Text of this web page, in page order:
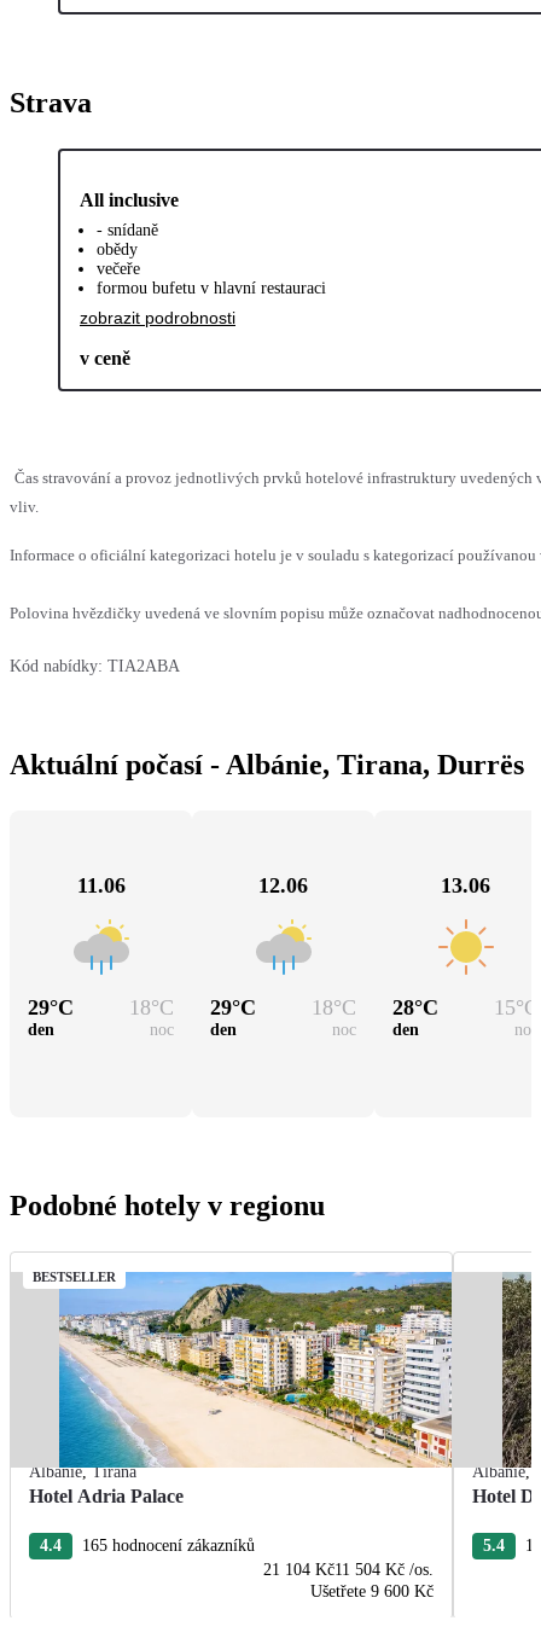
Strava
All inclusive
- snídaně
obědy
večeře
formou bufetu v hlavní restauraci
zobrazit podrobnosti
v ceně
Čas stravování a provoz jednotlivých prvků hotelové infrastruktury uvedených
vliv.
Informace o oficiální kategorizaci hotelu je v souladu s kategorizací
Polovina hvězdičky uvedená ve slovním popisu může označovat
Kód nabídky: TIA2ABA
Aktuální počasí - Albánie, Tirana, Durrës
11.06
29°C 18°C
den noc
12.06
29°C 18°C
den noc
13.06
28°C 15°C
den noc
Podobné hotely v regionu
BESTSELLER
Albánie,Tirana
Hotel Adria Palace
4.4
165 hodnocení zákazníků
21 104 Kč11 504 Kč /os.
Ušetřete 9 600 Kč
Albánie,
Hotel
5.4